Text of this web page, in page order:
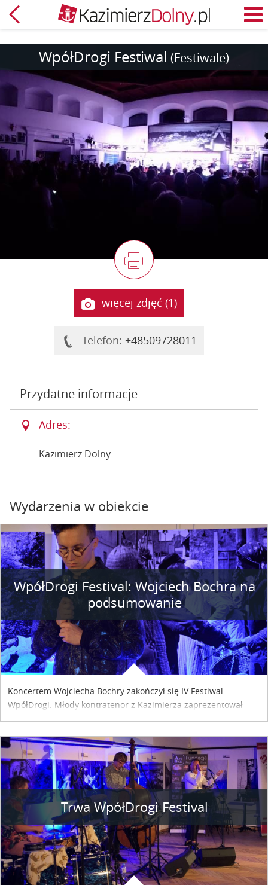
Powrót
WpółDrogi Festiwal (Festiwale)
więcej zdjęć (1)
Telefon: +48509728011
Przydatne informacje
Adres:
Kazimierz Dolny
Wydarzenia w obiekcie
WpółDrogi Festival: Wojciech Bochra na
podsumowanie
Koncertem Wojciecha Bochry zakończył się IV Festiwal
WpółDrogi. Młody kontratenor z Kazimierza zaprezentował
pełny przekrój swojego dorobku artystycznego.
Trwa WpółDrogi Festival